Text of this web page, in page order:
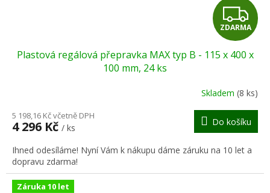
Z
D
A
R
M
A
ZDARMA
Plastová regálová přepravka MAX typ B - 115 x 400 x
100 mm, 24 ks
produktu
je
z
5
hvězdiček.
Skladem(8 ks)
5 198,16 Kč včetně DPH
4 296 Kč / ks
Do košíku
Ihned odesíláme! Nyní Vám k nákupu dáme záruku na 10 let a
dopravu zdarma!
Záruka 10 let